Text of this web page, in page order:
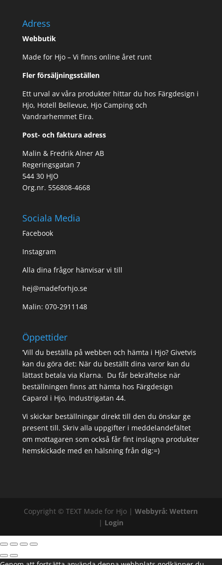
Adress
Webbutik
Made for Hjo – Vi finns online året runt
Fler försäljningsställen
Ett urval av våra produkter hittar du hos Färgdesign i
Hjo, Hotell Bellevue, Hjo Camping och
Vandrarhemmet Eira.
Post- och faktura adress
Malin & Fredrik Alner AB
Regeringsgatan 7
544 30 HJO
Org.nr. 556808-4668
Sociala Media
Facebook
Instagram
Alla dina frågor hänvisar vi till
hej@madeforhjo.se
Malin: 070-2911148
Öppettider
’Vill du beställa på webben och hämta i Hjo? Givetvis
kan du göra det: När du beställt dina varor kan du
lättast betala via Klarna. Du får bekräftelse när
beställningen finns att hämta hos Färgdesign
Caparol i Hjo, Industrigatan 44.
Vi skickar beställningar direkt till den du önskar ge
present till. Skriv alla uppgifter i meddelandefältet
om mottagaren som också får fint inslagna produkter
hemskickade med en hälsning från dig:=)
Copyright ©TEXT Made for Hjo |Webbyrå: Wettern
| Login